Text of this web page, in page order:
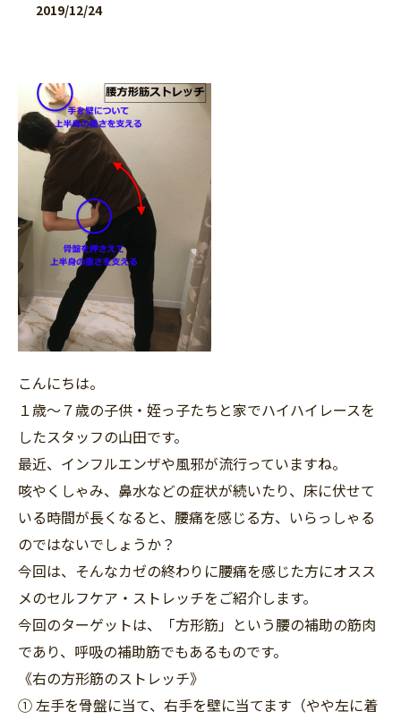
2019/12/24
こんにちは。
１歳〜７歳の子供・姪っ子たちと家でハイハイレースを
したスタッフの山田です。
最近、インフルエンザや風邪が流行っていますね。
咳やくしゃみ、鼻水などの症状が続いたり、床に伏せて
いる時間が長くなると、腰痛を感じる方、いらっしゃる
のではないでしょうか？
今回は、そんなカゼの終わりに腰痛を感じた方にオスス
メのセルフケア・ストレッチをご紹介します。
今回のターゲットは、「方形筋」という腰の補助の筋肉
であり、呼吸の補助筋でもあるものです。
《右の方形筋のストレッチ》
① 左手を骨盤に当て、右手を壁に当てます（やや左に着